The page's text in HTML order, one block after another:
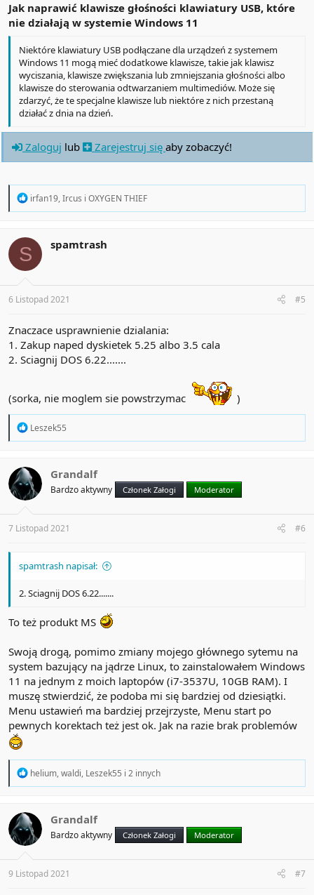
Jak naprawić klawisze głośności klawiatury USB, które
nie działają w systemie Windows 11
Niektóre klawiatury USB podłączane dla urządzeń z systemem
Windows 11 mogą mieć dodatkowe klawisze, takie jak klawisz
wyciszania, klawisze zwiększania lub zmniejszania głośności albo
klawisze do sterowania odtwarzaniem multimediów. Może się
zdarzyć, że te specjalne klawisze lub niektóre z nich przestaną
działać z dnia na dzień.
Zaloguj lub Zarejestruj się aby zobaczyć!
R
t
i
o
s
:
irfan19,Ircus i OXYGEN THIEF
S spamtrash
6 Listopad 2021 #5
Znaczace usprawnienie dzialania:
1. Zakup naped dyskietek 5.25 albo 3.5 cala
2. Sciagnij DOS 6.22.......
(sorka, nie moglem sie powstrzymac )
R
t
i
o
s
:
Leszek55
Grandalf
Bardzo aktywny Członek Załogi Moderator
7 Listopad 2021 #6
spamtrash napisał:
2. Sciagnij DOS 6.22.......
To też produkt MS
Swoją drogą, pomimo zmiany mojego głównego sytemu na
system bazujący na jądrze Linux, to zainstalowałem Windows
11 na jednym z moich laptopów (i7-3537U, 10GB RAM). I
muszę stwierdzić, że podoba mi się bardziej od dziesiątki.
Menu ustawień ma bardziej przejrzyste, Menu start po
pewnych korektach też jest ok. Jak na razie brak problemów
R
t
i
o
s
:
helium,waldi, Leszek55 i 2 innych
Grandalf
Bardzo aktywny Członek Załogi Moderator
9 Listopad 2021 #7